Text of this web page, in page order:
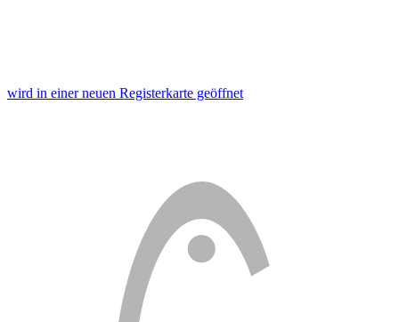
wird in einer neuen Registerkarte geöffnet